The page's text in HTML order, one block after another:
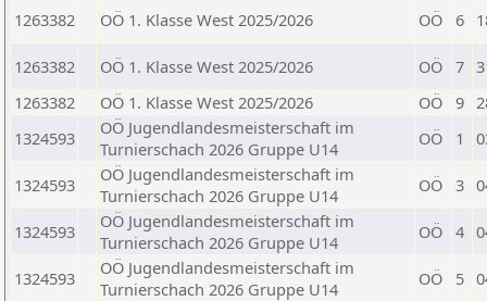
1263382
OÖ 1. Klasse West 2025/2026 OÖ 6
1263382 OÖ 1. Klasse West 2025/2026 OÖ 7
1263382
OÖ 1. Klasse West 2025/2026 OÖ 9
1324593
OÖ Jugendlandesmeisterschaft im
Turnierschach 2026 Gruppe U14
OÖ 1
1324593
OÖ Jugendlandesmeisterschaft im
Turnierschach 2026 Gruppe U14
OÖ 3
1324593
OÖ Jugendlandesmeisterschaft im
Turnierschach 2026 Gruppe U14
OÖ 4
1324593
OÖ Jugendlandesmeisterschaft im
Turnierschach 2026 Gruppe U14
OÖ 5